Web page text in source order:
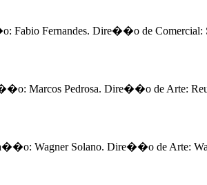
Fernandes. Dire��o de Comercial:
Marcos Pedrosa. Dire��o de Arte:
Wagner Solano. Dire��o de Arte: